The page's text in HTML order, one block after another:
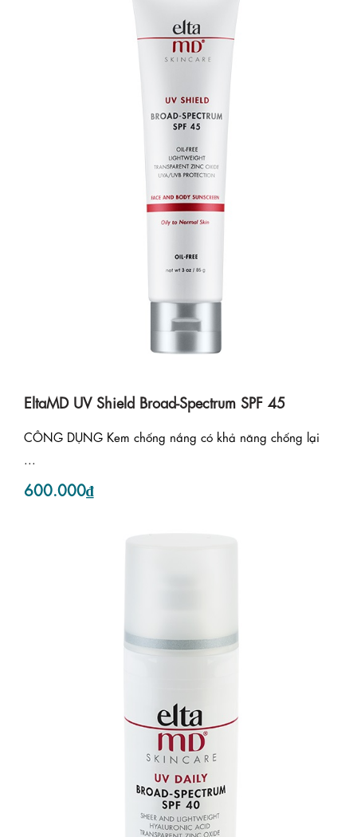
EltaMD UV Shield Broad-Spectrum SPF 45
CÔNG DỤNG Kem chống nắng có khả năng chống lại
...
600.000₫